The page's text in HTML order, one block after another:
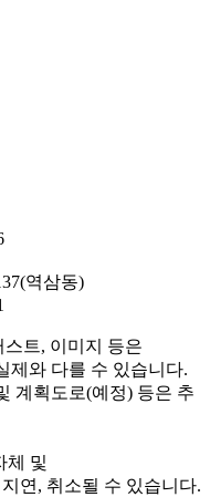
역삼동)
트, 이미지 등은
제와 다를 수 있습니다.
계획도로(예정) 등은 추
체 및
연, 취소될 수 있습니다.